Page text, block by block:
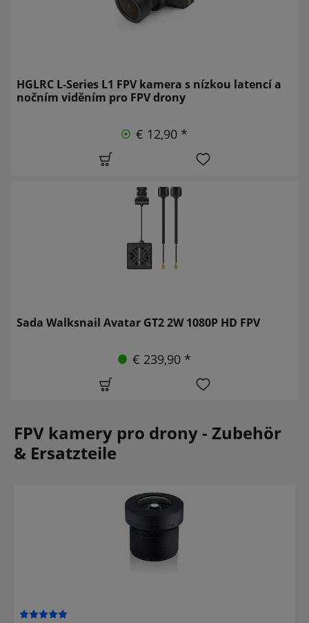
HGLRC L-Series L1 FPV kamera s nízkou latencí a
nočním viděním pro FPV drony
€ 12,90 *
Sada Walksnail Avatar GT2 2W 1080P HD FPV
€ 239,90 *
FPV kamery pro drony - Zubehör
& Ersatzteile